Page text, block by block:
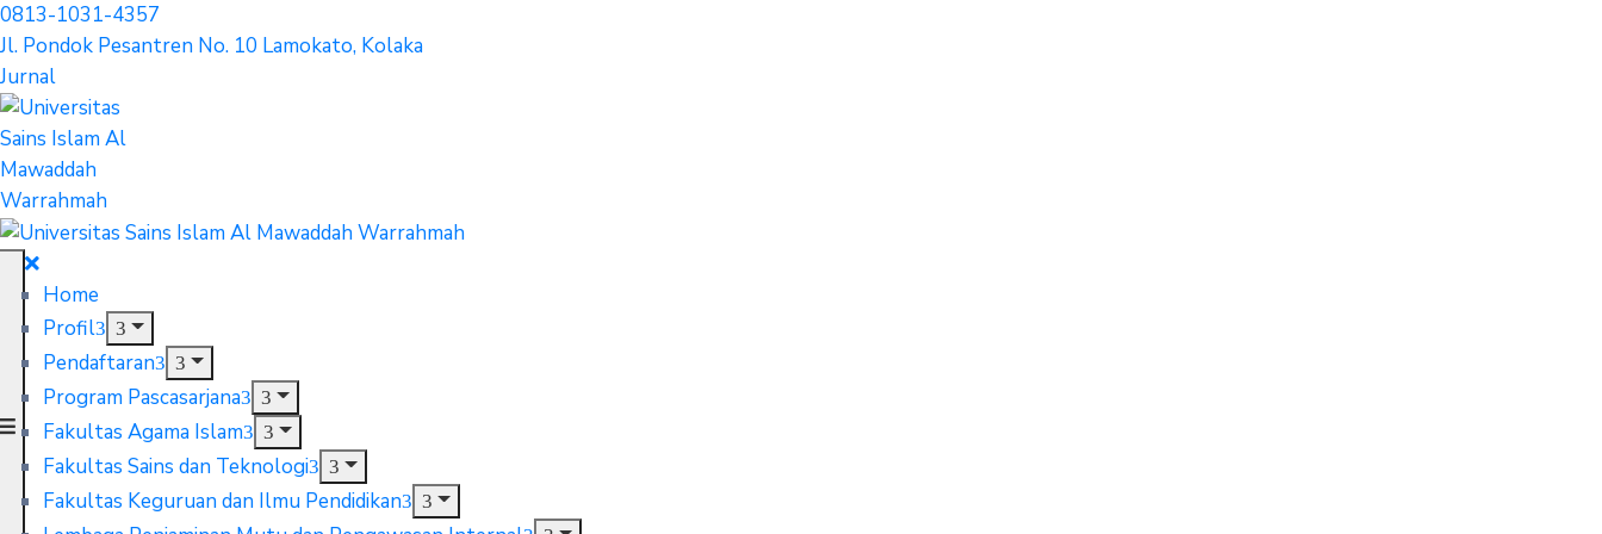
0813-1031-4357
Jl. Pondok Pesantren No. 10 Lamokato, Kolaka
Jurnal
Home
Profil
Pendaftaran
Program Pascasarjana
Fakultas Agama Islam
Fakultas Sains dan Teknologi
Fakultas Keguruan dan Ilmu Pendidikan